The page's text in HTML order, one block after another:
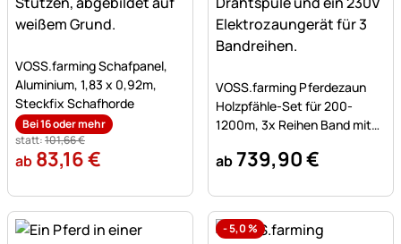
Noch keine Bewertungen abgegeben
VOSS.farming Schafpanel,
Aluminium, 1,83 x 0,92m,
Steckfix Schafhorde
Bei 16 oder mehr
statt:101,66€
ab 83,16€
VOSS.farming Pferdezaun
Holzpfähle-Set für 200-
1200m, 3x Reihen Band mit
ab739,90€
-5,0%